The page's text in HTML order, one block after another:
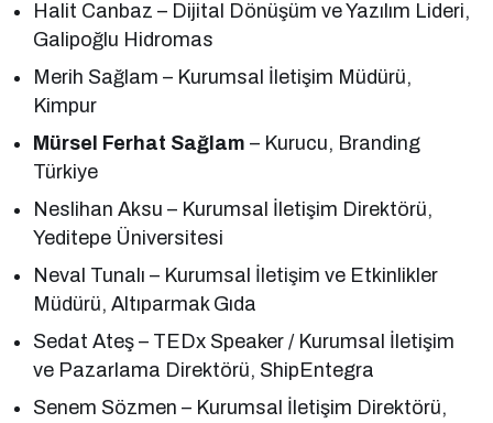
Halit Canbaz – Dijital Dönüşüm ve Yazılım Lideri,
Galipoğlu Hidromas
Merih Sağlam – Kurumsal İletişim Müdürü,
Kimpur
Mürsel Ferhat Sağlam – Kurucu, Branding
Türkiye
Neslihan Aksu – Kurumsal İletişim Direktörü,
Yeditepe Üniversitesi
Neval Tunalı – Kurumsal İletişim ve Etkinlikler
Müdürü, Altıparmak Gıda
Sedat Ateş – TEDx Speaker / Kurumsal İletişim
ve Pazarlama Direktörü, ShipEntegra
Senem Sözmen – Kurumsal İletişim Direktörü,